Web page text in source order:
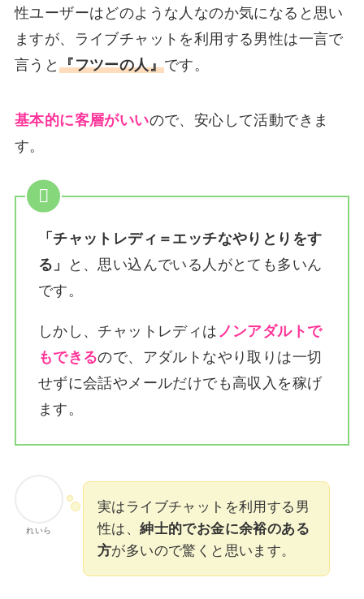
性ユーザーはどのような人なのか気になると思い
ますが、ライブチャットを利用する男性は一言で
言うと『フツーの人』です。
基本的に客層がいいので、安心して活動できま
す。
「チャットレディ＝エッチなやりとりをす
る」
と、思い込んでいる人がとても多いん
です。
しかし、チャットレディは ノンアダルトで
もできるので、アダルトなやり取りは一切
せずに会話やメールだけでも高収入を稼げ
ます。
れいら
実はライブチャットを利用する男
性は、紳士的でお金に余裕のある
方が多いので驚くと思います。